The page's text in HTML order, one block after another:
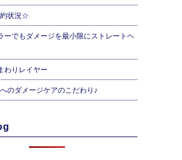
状況☆
ーでもダメージを最小限にストレートヘ
わりレイヤー
のダメージケアのこだわり♪